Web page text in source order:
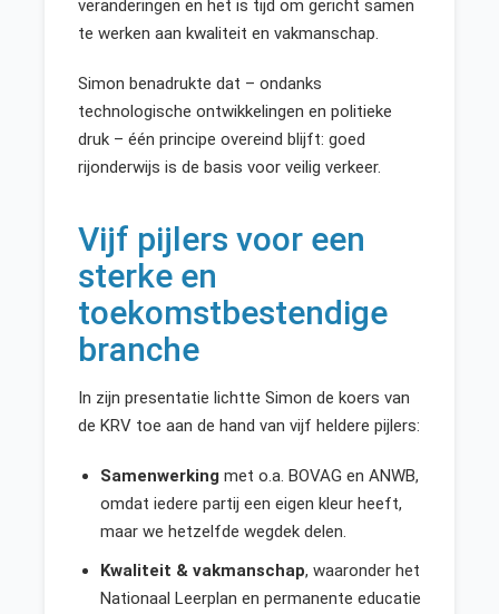
veranderingen en het is tijd om gericht samen
te werken aan kwaliteit en vakmanschap.
Simon benadrukte dat – ondanks
technologische ontwikkelingen en politieke
druk – één principe overeind blijft: goed
rijonderwijs is de basis voor veilig verkeer.
Vijf pijlers voor een
sterke en
toekomstbestendige
branche
In zijn presentatie lichtte Simon de koers van
de KRV toe aan de hand van vijf heldere pijlers:
Samenwerking met o.a. BOVAG en ANWB,
omdat iedere partij een eigen kleur heeft,
maar we hetzelfde wegdek delen.
Kwaliteit & vakmanschap, waaronder het
Nationaal Leerplan en permanente educatie